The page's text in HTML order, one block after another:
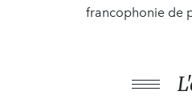
francophonie de